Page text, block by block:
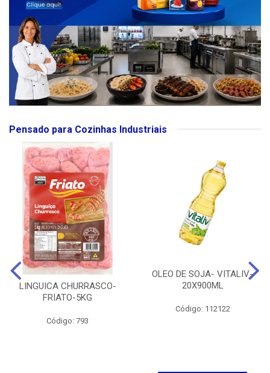
Pensado para Cozinhas Industriais
LINGUICA CHURRASCO-
FRIATO-5KG
Código: 793
OLEO DE SOJA- VITALIV-
20X900ML
Código: 112122